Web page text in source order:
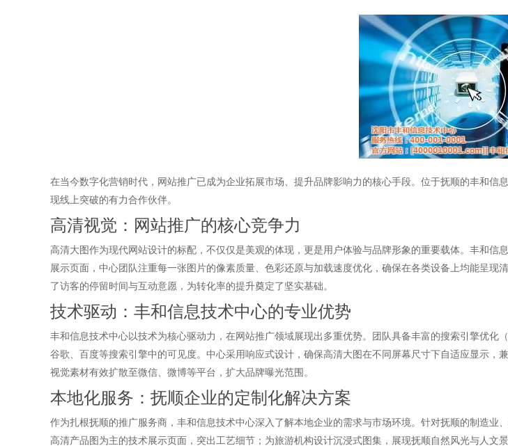
在当今数字化营销时代，网站推广已成为企业拓展市场、提升品牌影响力的核心手段。位于抚顺的丰和
现线上突破的有力合作伙伴。
高清视觉：网站推广的核心竞争力
高清大图作为现代网站设计的标配，不仅仅是美观的体现，更是用户体验与品牌形象的重要载体。丰和
展示页面，中心团队注重每一张图片的像素质量、色彩还原与加载速度优化，确保在各类设备上均能呈
了访客的停留时间与互动意愿，为转化率的提升奠定了坚实基础。
技术驱动：丰和信息技术中心的专业优势
丰和信息技术中心以技术为核心驱动力，在网站推广领域展现出多重优势。团队具备丰富的搜索引擎优
谷歌、百度等搜索引擎中的可见度。中心采用响应式设计，确保高清大图在不同屏幕尺寸下自适应显示
视觉素材有效扩散至微信、微博等平台，扩大品牌曝光范围。
本地化服务：抚顺企业的定制化解决方案
作为扎根抚顺的推广服务商，丰和信息技术中心深入了解本地企业的需求与市场环境。针对抚顺的制造
高清产品图为主的技术展示页面，突出工艺细节；为旅游机构设计沉浸式图集，展现抚顺自然风光与人